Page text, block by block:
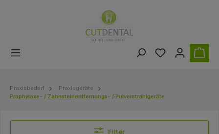
Praxisbedarf
Praxisgeräte
Prophylaxe- / Zahnsteinentfernungs- / Pulverstrahlgeräte
Filter